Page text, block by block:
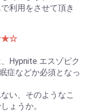
利用をさせて頂き
Hypnite エスゾピク
症などか必須となっ
い、そのようなこ
ょうか。